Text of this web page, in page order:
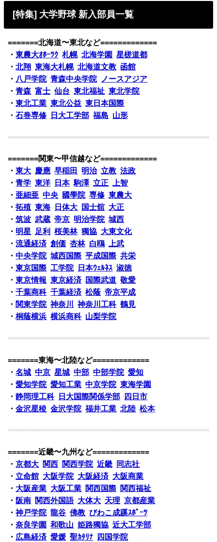
[特集] 大学野球 新入部員一覧
=======北海道〜東北など=============
・東農大ｵﾎｰﾂｸ 札幌 北海学園
星槎道都
・北翔 東海大札幌 北海道文教 函館
・ 八戸学院 青森中央学院
ノースアジア
・青森 富士 仙台 東北福祉 東北学院
・東北工業 東北公益 東日本国際
・石巻専修 日大工学部 福島 山形
=======関東〜甲信越など=============
・東大 慶應 早稲田 明治 立教 法政
・青学 東洋 日本 駒澤 立正 上智
・亜細亜 中央 國學院 専修 東農大
・拓殖 東海 日体大 国士舘 大正
・筑波 武蔵 帝京 明治学院 城西
・ 明星 足利 桜美林 獨協 大東文化
・流通経済 創価 杏林 白鴎 上武
・中央学院 城西国際 平成国際 共栄
・東京国際 工学院 日本ｳｪﾙﾈｽ 淑徳
・東京情報 東京経済 国際武道 敬愛
・千葉商科 千葉経済 松蔭 帝京平成
・ 関東学院 神奈川 神奈川工科 鶴見
・桐蔭横浜 横浜商科 山梨学院
=======東海〜北陸など=============
・名城 中京 星城 中部 中部学院 愛知
・愛知学院 愛知工業 中京学院 東海学園
・静岡理工科 日大国際関係学部
四日市
・金沢星稜 金沢学院 福井工業 北陸 松本
=======近畿〜九州など=============
・京都大 関西 関西学院 近畿
同志社
・ 立命館 大阪学院 大阪経済 大阪商業
・ 大阪産業 大阪工業 関西国際 関西福祉
・ 阪南 関西外国語 大体大 天理 京都産業
・神戸学院 龍谷 佛教 びわこ成蹊ｽﾎﾟｰﾂ
・奈良学園 和歌山 姫路獨協 近大工学部
・ 広島経済 愛媛 聖ｶﾀﾘﾅ
四国学院